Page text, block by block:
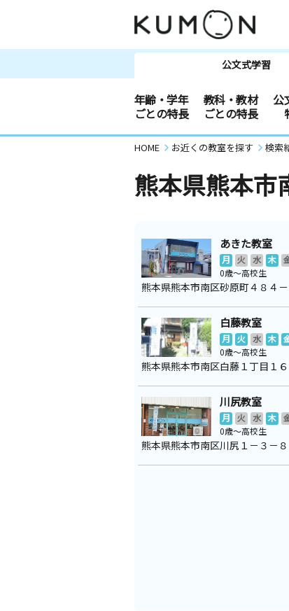
公文式学習
年齢・学年
ごとの特長
教科・教材
ごとの特長
公
HOME お近くの教室を探す 検索
熊本県熊本市
あきた教室
月 火 水 木
0歳～高校生
熊本県熊本市南区砂原町４８４－
白藤教室
月 火 水 木
0歳～高校生
熊本県熊本市南区白藤１丁目１
川尻教室
月 火 水 木
0歳～高校生
熊本県熊本市南区川尻１－３－８